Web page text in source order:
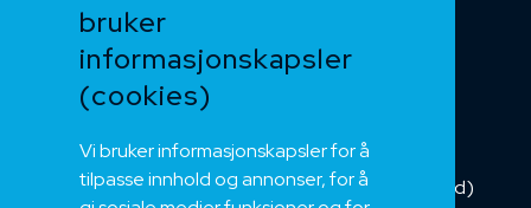
bruker
informasjonskapsler
(cookies)
Vi bruker informasjonskapsler for å
tilpasse innhold og annonser, for å
Kategorikabel
Installasjonskabel
Kombikabel (Hybrid)